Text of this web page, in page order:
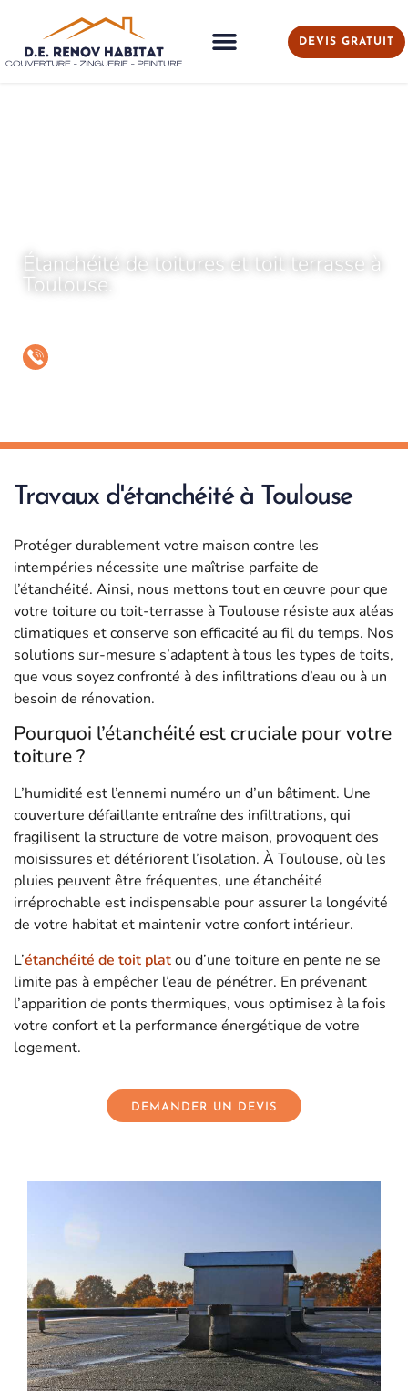
DEVIS GRATUIT
Étanchéité de toitures et toit terrasse à
Toulouse.
Travaux d'étanchéité à Toulouse
Protéger durablement votre maison contre les
intempéries nécessite une maîtrise parfaite de
l’étanchéité. Ainsi, nous mettons tout en œuvre pour que
votre toiture ou toit-terrasse à Toulouse résiste aux aléas
climatiques et conserve son efficacité au fil du temps. Nos
solutions sur-mesure s’adaptent à tous les types de toits,
que vous soyez confronté à des infiltrations d’eau ou à un
besoin de rénovation.
Pourquoi l’étanchéité est cruciale pour votre
toiture ?
L’humidité est l’ennemi numéro un d’un bâtiment. Une
couverture défaillante entraîne des infiltrations, qui
fragilisent la structure de votre maison, provoquent des
moisissures et détériorent l’isolation. À Toulouse, où les
pluies peuvent être fréquentes, une étanchéité
irréprochable est indispensable pour assurer la longévité
de votre habitat et maintenir votre confort intérieur.
L’étanchéité de toit platou d’une toiture en pente ne se
limite pas à empêcher l’eau de pénétrer. En prévenant
l’apparition de ponts thermiques, vous optimisez à la fois
votre confort et la performance énergétique de votre
logement.
DEMANDER UN DEVIS